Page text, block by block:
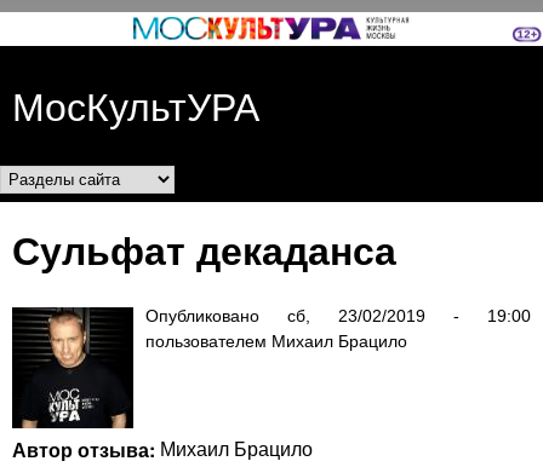
Перейти к основному
МосКультУРА
Разделы сайта
Сульфат декаданса
Опубликовано сб, 23/02/2019 - 19:00
пользователем Михаил Брацило
Автор отзыва: Михаил Брацило